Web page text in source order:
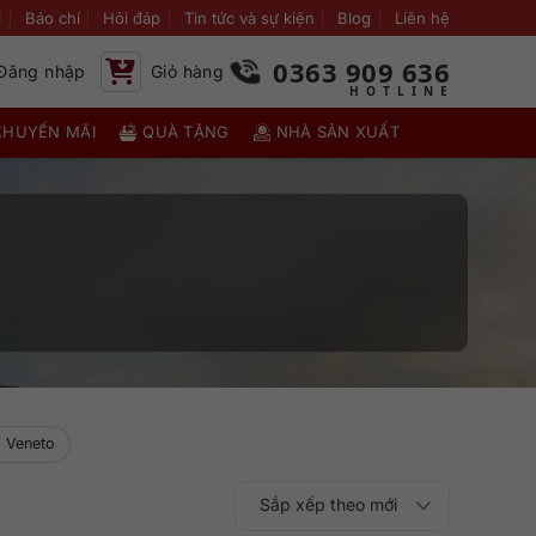
Báo chí Hỏi đáp Tin tức và sự kiện Blog Liên hệ
nhập Giỏ hàng 0363 909 636
MÃI QUÀ TẶNG NHÀ SẢN XUẤT
Veneto
Sắp xếp theo
Sắp xếp theo mới